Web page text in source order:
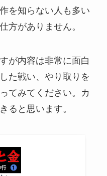
を知らない人も多い
方がありません。
が内容は非常に面白
た戦い、やり取りを
てみてください。カ
ると思います。